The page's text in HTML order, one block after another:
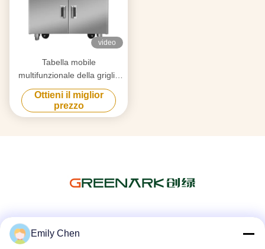
video
Tabella mobile
multifunzionale della griglia
di Teppanyaki della cucina
commerciale con la doppia
fornace
Ottieni il miglior
prezzo
Emily Chen